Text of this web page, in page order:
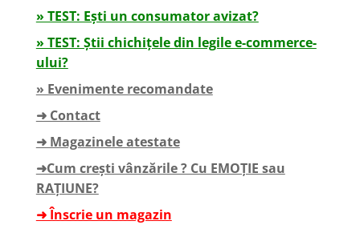
» TEST: Ești un consumator avizat?
» TEST: Știi chichițele din legile e-commerce-
ului?
» Evenimente recomandate
➜ Contact
➜ Magazinele atestate
➜Cum crești vânzările ? Cu EMOȚIE sau
RAȚIUNE?
➜ Înscrie un magazin